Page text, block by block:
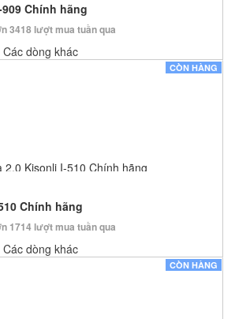
Chính hãng
3418 lượt mua tuần qua
dòng khác
CÒN HÀNG
Chính hãng
1714 lượt mua tuần qua
dòng khác
CÒN HÀNG